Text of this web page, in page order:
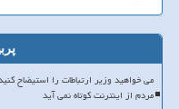
می خواهید وزیر ارتباطات را استیضاح
مردم از اینترنت کوتاه نمی آید